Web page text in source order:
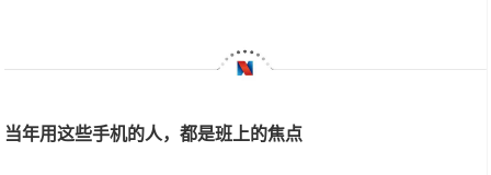
当年用这些手机的人，都是班上的焦点